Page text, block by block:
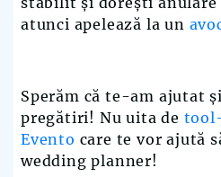
atunci apelează la un
Sperăm că te-am ajutat
pregătiri! Nu uita de
Evento care te vor ajută
wedding planner!